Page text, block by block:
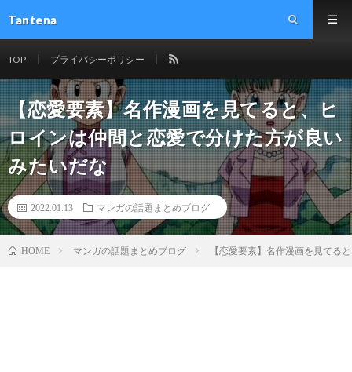
Tantena
TOP プライバシーポリシー
【恋愛要素】名作漫画を見てると、ヒ
ロインは仲間と恋愛で分けた方が良い
みたいだな
2022.01.13 マンガの話題まとめブログ
HOME マンガの話題まとめブログ 【恋愛要素】名作漫画を見てる